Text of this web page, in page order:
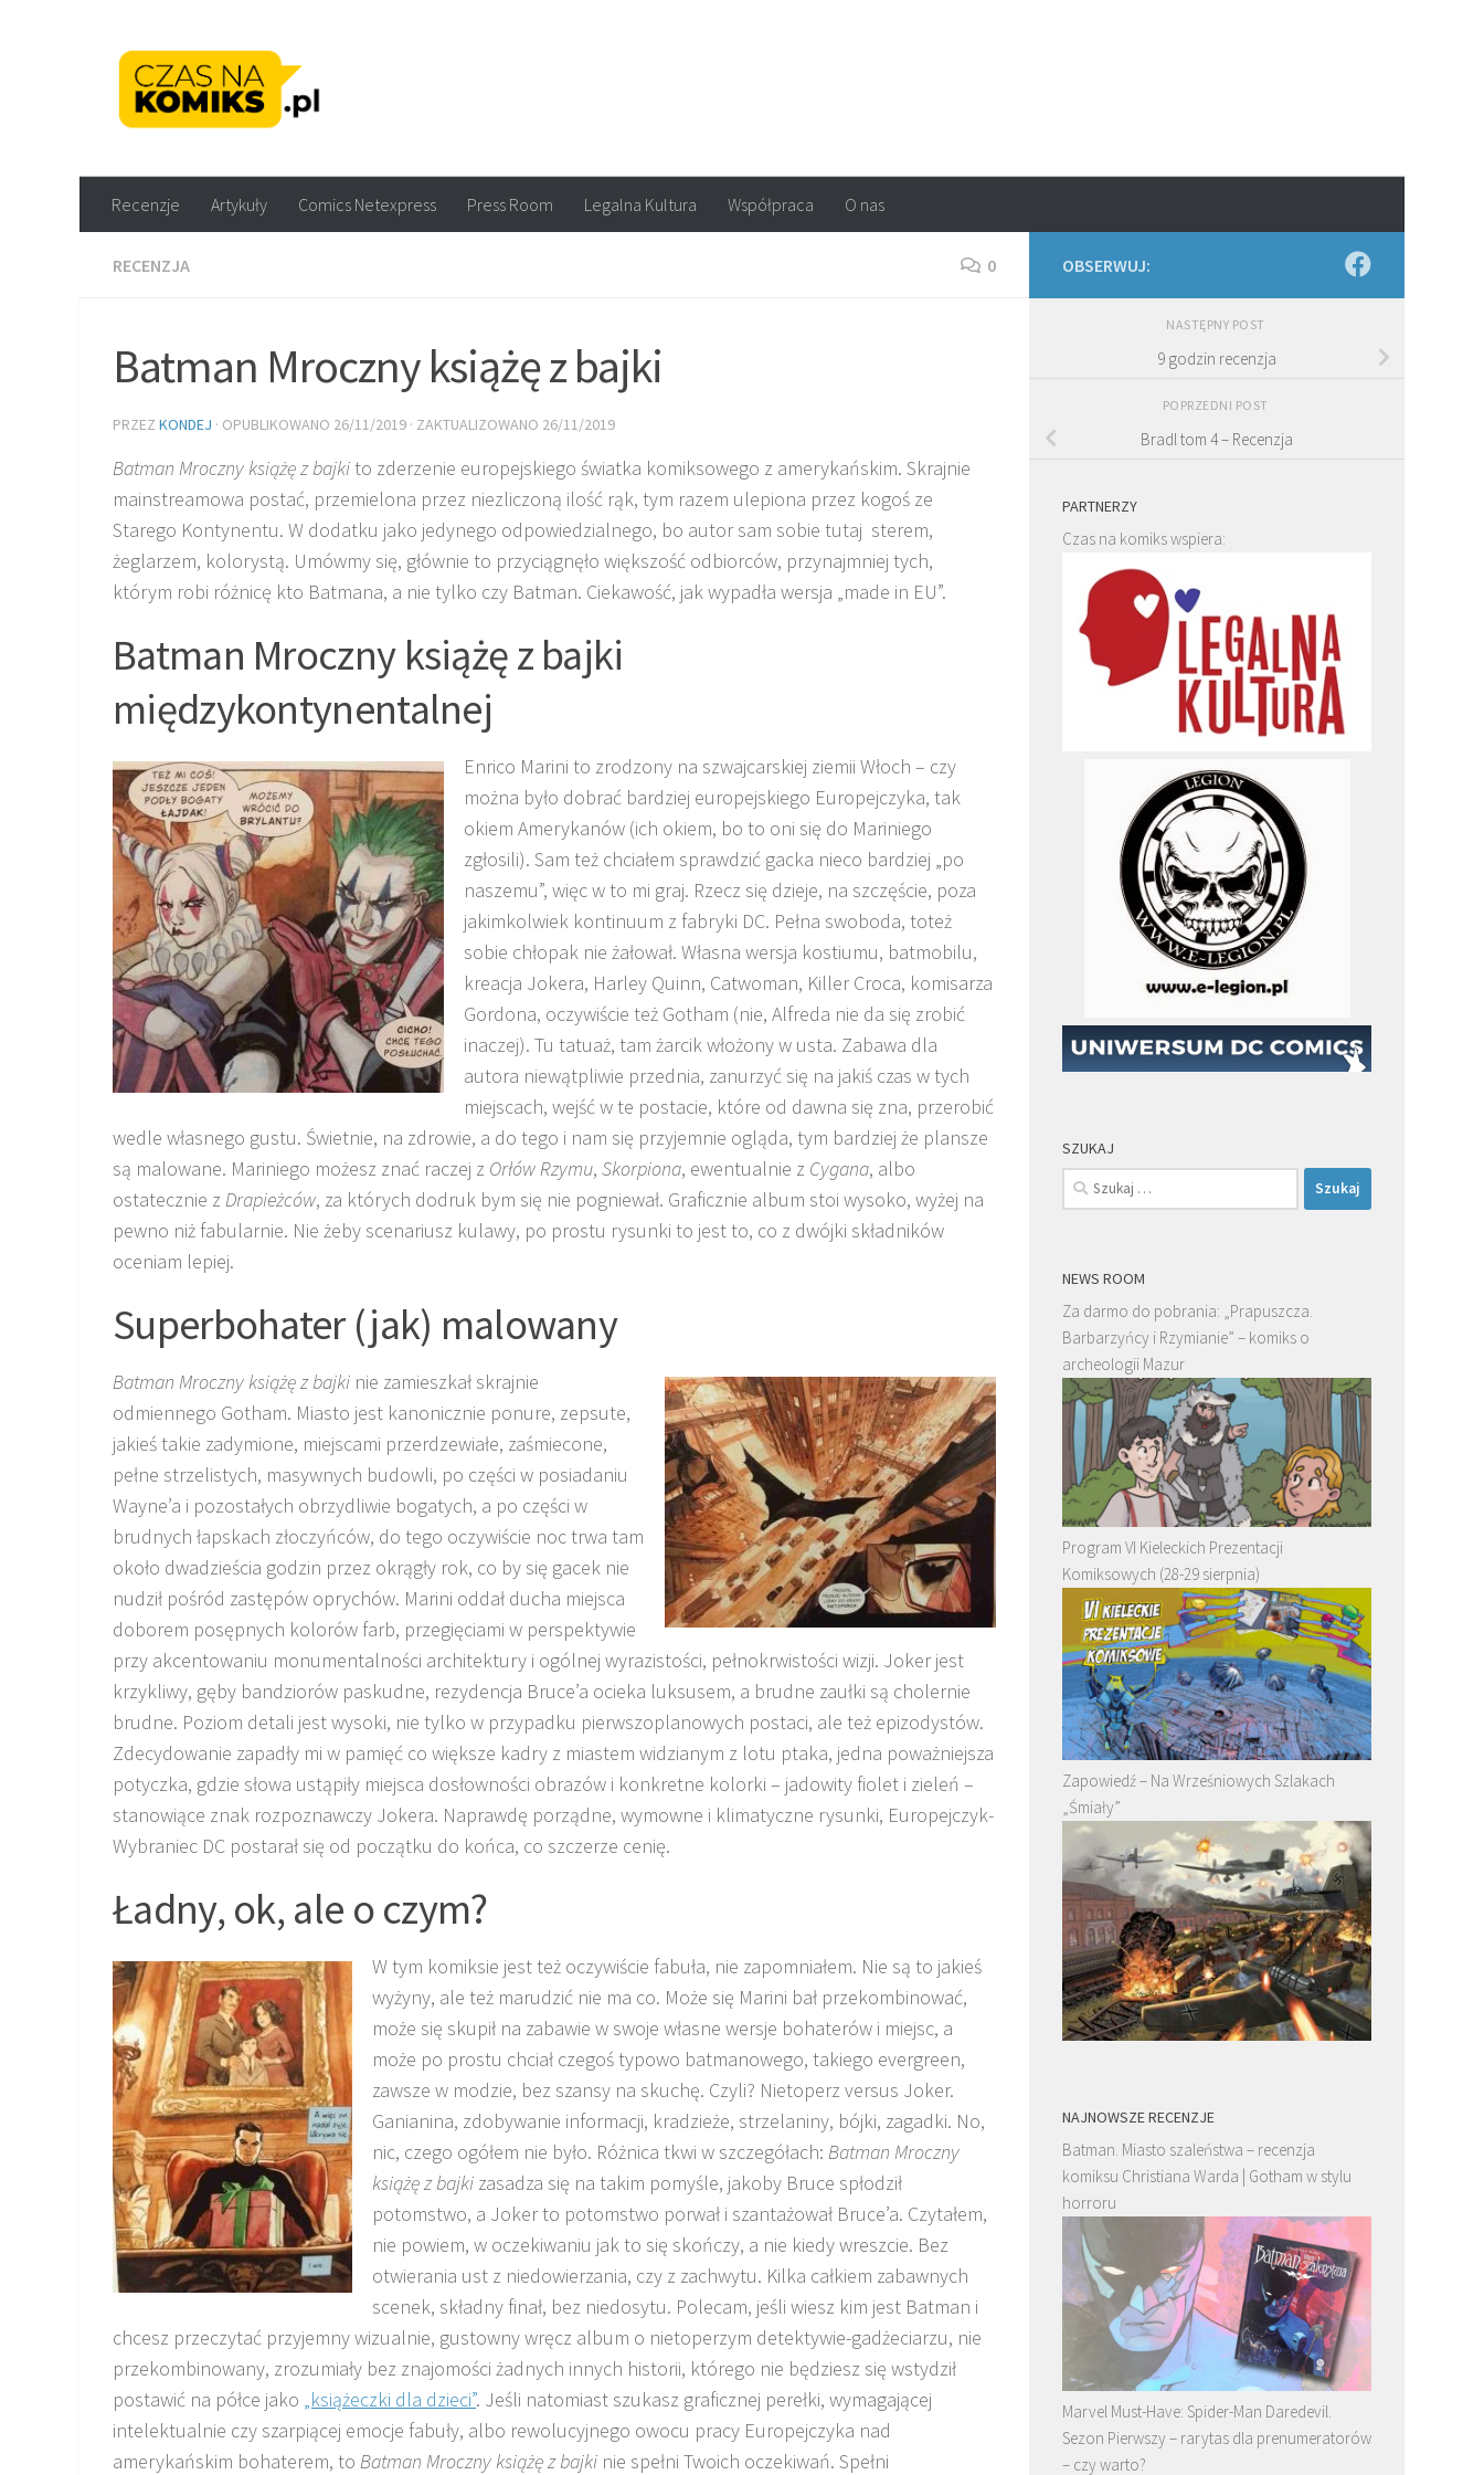
Recenzje Artykuły Comics Netexpress Press Room Legalna Kultura Współpraca O nas
RECENZJA 0
Batman Mroczny książę z bajki
PRZEZ KONDEJ · OPUBLIKOWANO 26/11/2019 · ZAKTUALIZOWANO 26/11/2019
Batman Mroczny książę z bajkito zderzenie europejskiego światka komiksowego z amerykańskim. Skrajnie
mainstreamowa postać, przemielona przez niezliczoną ilość rąk, tym razem ulepiona przez kogoś ze
Starego Kontynentu. W dodatku jako jedynego odpowiedzialnego, bo autor sam sobie tutaj sterem,
żeglarzem, kolorystą. Umówmy się, głównie to przyciągnęło większość odbiorców, przynajmniej tych,
którym robi różnicę kto Batmana, a nie tylko czy Batman. Ciekawość, jak wypadła wersja „made in EU”.
Batman Mroczny książę z bajki
międzykontynentalnej
Enrico Marini to zrodzony na szwajcarskiej ziemii Włoch – czy
można było dobrać bardziej europejskiego Europejczyka, tak
okiem Amerykanów (ich okiem, bo to oni się do Mariniego
zgłosili). Sam też chciałem sprawdzić gacka nieco bardziej „po
naszemu”, więc w to mi graj. Rzecz się dzieje, na szczęście, poza
jakimkolwiek kontinuum z fabryki DC. Pełna swoboda, toteż
sobie chłopak nie żałował. Własna wersja kostiumu, batmobilu,
kreacja Jokera, Harley Quinn, Catwoman, Killer Croca, komisarza
Gordona, oczywiście też Gotham (nie, Alfreda nie da się zrobić
inaczej). Tu tatuaż, tam żarcik włożony w usta. Zabawa dla
autora niewątpliwie przednia, zanurzyć się na jakiś czas w tych
miejscach, wejść w te postacie, które od dawna się zna, przerobić
wedle własnego gustu. Świetnie, na zdrowie, a do tego i nam się przyjemnie ogląda, tym bardziej że plansze
są malowane. Mariniego możesz znać raczej z Orłów Rzymu, Skorpiona, ewentualnie z Cygana, albo
ostatecznie z Drapieżców, za których dodruk bym się nie pogniewał. Graficznie album stoi wysoko, wyżej na
pewno niż fabularnie. Nie żeby scenariusz kulawy, po prostu rysunki to jest to, co z dwójki składników
oceniam lepiej.
Superbohater (jak) malowany
Batman Mroczny książę z bajki nie zamieszkał skrajnie
odmiennego Gotham. Miasto jest kanonicznie ponure, zepsute,
jakieś takie zadymione, miejscami przerdzewiałe, zaśmiecone,
pełne strzelistych, masywnych budowli, po części w posiadaniu
Wayne’a i pozostałych obrzydliwie bogatych, a po części w
brudnych łapskach złoczyńców, do tego oczywiście noc trwa tam
około dwadzieścia godzin przez okrągły rok, co by się gacek nie
nudził pośród zastępów oprychów. Marini oddał ducha miejsca
doborem posępnych kolorów farb, przegięciami w perspektywie
przy akcentowaniu monumentalności architektury i ogólnej wyrazistości, pełnokrwistości wizji. Joker jest
krzykliwy, gęby bandziorów paskudne, rezydencja Bruce’a ocieka luksusem, a brudne zaułki są cholernie
brudne. Poziom detali jest wysoki, nie tylko w przypadku pierwszoplanowych postaci, ale też epizodystów.
Zdecydowanie zapadły mi w pamięć co większe kadry z miastem widzianym z lotu ptaka, jedna poważniejsza
potyczka, gdzie słowa ustąpiły miejsca dosłowności obrazów i konkretne kolorki – jadowity fiolet i zieleń –
stanowiące znak rozpoznawczy Jokera. Naprawdę porządne, wymowne i klimatyczne rysunki, Europejczyk-
Wybraniec DC postarał się od początku do końca, co szczerze cenię.
Ładny, ok, ale o czym?
W tym komiksie jest też oczywiście fabuła, nie zapomniałem. Nie są to jakieś
wyżyny, ale też marudzić nie ma co. Może się Marini bał przekombinować,
może się skupił na zabawie w swoje własne wersje bohaterów i miejsc, a
może po prostu chciał czegoś typowo batmanowego, takiego evergreen,
zawsze w modzie, bez szansy na skuchę. Czyli? Nietoperz versus Joker.
Ganianina, zdobywanie informacji, kradzieże, strzelaniny, bójki, zagadki. No,
nic, czego ogółem nie było. Różnica tkwi w szczegółach: Batman Mroczny
książę z bajki zasadza się na takim pomyśle, jakoby Bruce spłodził
potomstwo, a Joker to potomstwo porwał i szantażował Bruce’a. Czytałem,
nie powiem, w oczekiwaniu jak to się skończy, a nie kiedy wreszcie. Bez
otwierania ust z niedowierzania, czy z zachwytu. Kilka całkiem zabawnych
scenek, składny finał, bez niedosytu. Polecam, jeśli wiesz kim jest Batman i
chcesz przeczytać przyjemny wizualnie, gustowny wręcz album o nietoperzym detektywie-gadżeciarzu, nie
przekombinowany, zrozumiały bez znajomości żadnych innych historii, którego nie będziesz się wstydził
postawić na półce jako „książeczki dla dzieci”. Jeśli natomiast szukasz graficznej perełki, wymagającej
intelektualnie czy szarpiącej emocje fabuły, albo rewolucyjnego owocu pracy Europejczyka nad
amerykańskim bohaterem, to Batman Mroczny książę z bajki nie spełni Twoich oczekiwań. Spełni
OBSERWUJ:
NASTĘPNY POST
9 godzin recenzja
POPRZEDNI POST
Bradl tom 4 – Recenzja
PARTNERZY
Czas na komiks wspiera:
SZUKAJ
Szukaj:
NEWS ROOM
Za darmo do pobrania: „Prapuszcza.
Barbarzyńcy i Rzymianie” – komiks o
archeologii Mazur
Program VI Kieleckich Prezentacji
Komiksowych (28-29 sierpnia)
Zapowiedź – Na Wrześniowych Szlakach
„Śmiały”
NAJNOWSZE RECENZJE
Batman. Miasto szaleństwa – recenzja
komiksu Christiana Warda | Gotham w stylu
horroru
Marvel Must-Have: Spider-Man Daredevil.
Sezon Pierwszy – rarytas dla prenumeratorów
– czy warto?